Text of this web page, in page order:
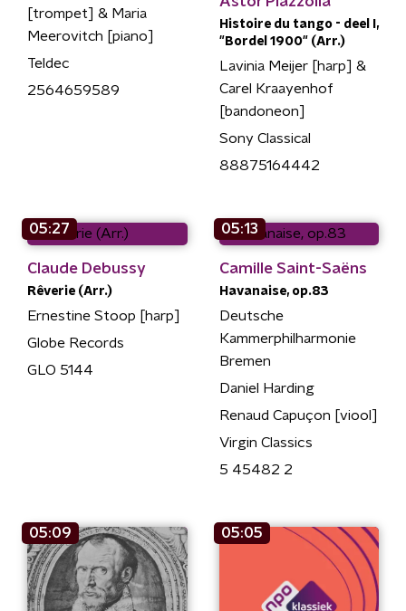
[trompet] & Maria
Meerovitch [piano]
Teldec
2564659589
Histoire du tango - deel I,
"Bordel 1900" (Arr.)
Lavinia Meijer [harp] &
Carel Kraayenhof
[bandoneon]
Sony Classical
88875164442
05:27
Claude Debussy
Rêverie (Arr.)
Ernestine Stoop [harp]
Globe Records
GLO 5144
05:13
Camille Saint-Saëns
Havanaise, op.83
Deutsche
Kammerphilharmonie
Bremen
Daniel Harding
Renaud Capuçon [viool]
Virgin Classics
5 45482 2
05:09 05:05